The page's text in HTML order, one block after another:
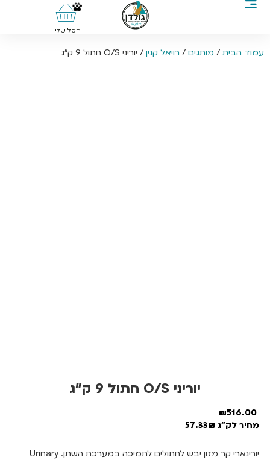
0
הסל שלי
עמוד הבית / מותגים / רויאל קנין / יוריני O/S חתול 9 ק”ג
יוריני O/S חתול 9 ק”ג
516.00
₪
מחיר לק"ג 57.33₪
יורינארי קר מזון יבש לחתולים לתמיכה במערכת השתן. Urinary